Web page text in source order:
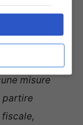
quella
40 miliardi.
misure
partire